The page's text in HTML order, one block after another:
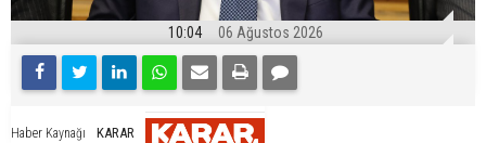
10:04 06 Ağustos 2026
Haber Kaynağı KARAR